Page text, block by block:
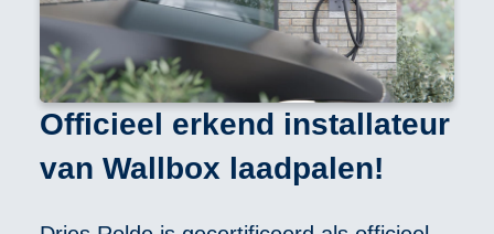
Officieel erkend installateur
van Wallbox laadpalen!